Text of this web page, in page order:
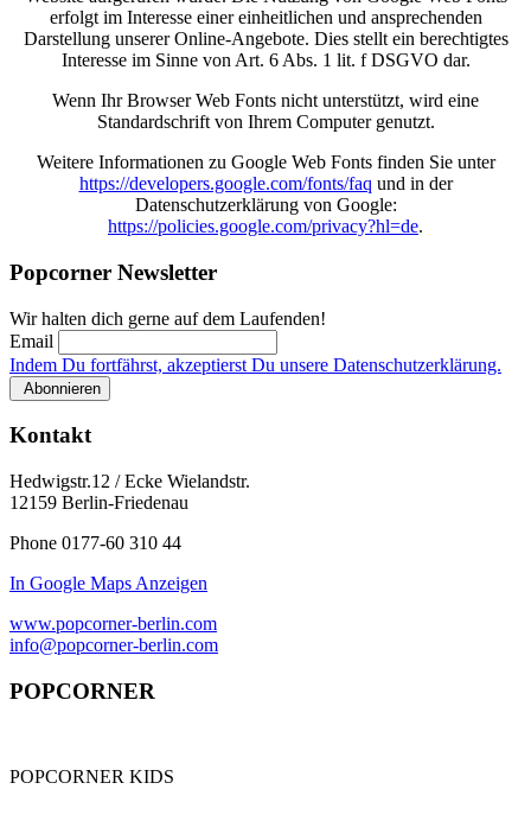
erfolgt im Interesse einer einheitlichen und ansprechenden
Darstellung unserer Online-Angebote. Dies stellt ein berechtigtes
Interesse im Sinne von Art. 6 Abs. 1 lit. f DSGVO dar.
Wenn Ihr Browser Web Fonts nicht unterstützt, wird eine
Standardschrift von Ihrem Computer genutzt.
Weitere Informationen zu Google Web Fonts finden Sie unter
https://developers.google.com/fonts/faq und in der
Datenschutzerklärung von Google:
https://policies.google.com/privacy?hl=de.
Popcorner Newsletter
Wir halten dich gerne auf dem Laufenden!
Email
Indem Du fortfährst, akzeptierst Du unsere Datenschutzerklärung.
Kontakt
Hedwigstr.12 / Ecke Wielandstr.
12159 Berlin-Friedenau
Phone 0177-60 310 44
In Google Maps Anzeigen
www.popcorner-berlin.com
info@popcorner-berlin.com
POPCORNER
POPCORNER KIDS